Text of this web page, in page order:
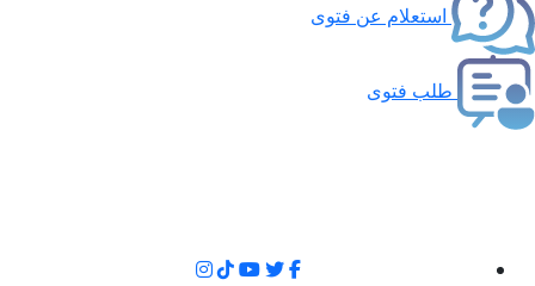
استعلام عن فتوى
طلب فتوى